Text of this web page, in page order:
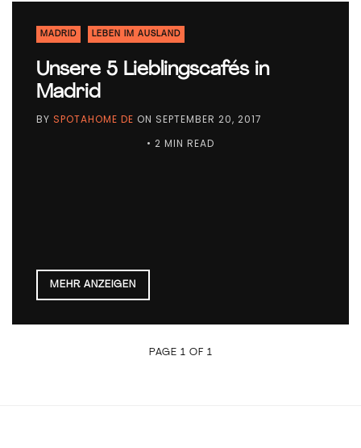
MADRID LEBEN IM AUSLAND
Unsere 5 Lieblingscafés in
Madrid
BY SPOTAHOME DE ON SEPTEMBER 20, 2017
• 2 MIN READ
MEHR ANZEIGEN
PAGE 1 OF 1